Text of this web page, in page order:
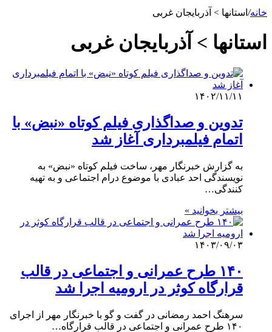
خانه/ استانها > آذربایجان غربی
استانها > آذربایجان غربی
۱۴۰۲/۱۱/۱۱
تدوین و صداگذاری فیلم کوتاه «نبض» با
اتمام فیلمبرداری آغاز شد
به گزارش خبرنگار مهر، ساخت فیلم کوتاه «نبض» به
نویسندگی احد عبادی با موضوع درام اجتماعی و به تهیه
کنندگی…
بیشتر بخوانید »
۱۴۰۳/۰۹/۰۳
۱۴۰ طرح عمرانی و اجتماعی در قالب
قرارگاه کوثر در ارومیه اجرا شد
سرهنگ احمد رمضانی در گفت و گو با خبرنگار مهر از اجرای
۱۴۰ طرح عمرانی و اجتماعی در قالب قرارگاه…